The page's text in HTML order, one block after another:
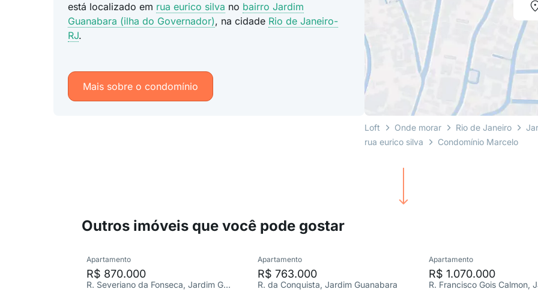
está localizado em rua eurico silva no bairro Jardim
Guanabara (ilha do Governador), na cidade Rio de Janeiro-
RJ.
Mais sobre o condomínio
Loft Onde morar Rio de Janeiro
rua eurico silva
Condomínio Marcelo
Outros imóveis que você pode gostar
Apartamento
R$ 870.000
R. Severiano da Fonseca, Jardim Guanabara
Apartamento
R$ 763.000
R. da Conquista, Jardim Guanabara
Apartamento
R$ 1.070.000